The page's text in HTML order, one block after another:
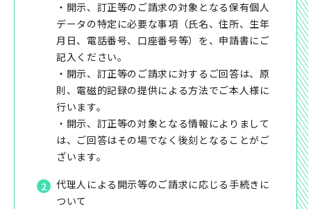
・開示、訂正等のご請求の対象となる保有個人
データの特定に必要な事項（氏名、住所、生年
月日、電話番号、口座番号等）を、申請書にご
記入ください。
・開示、訂正等のご請求に対するご回答は、原
則、電磁的記録の提供による方法でご本人様に
行います。
・開示、訂正等の対象となる情報によりまして
は、ご回答はその場でなく後刻となることがご
ざいます。
代理人による開示等のご請求に応じる手続きに
ついて